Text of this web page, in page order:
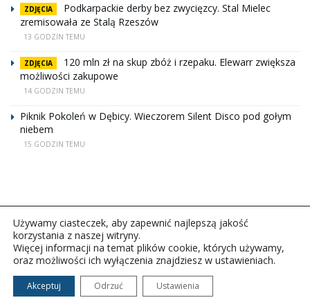
ZDJĘCIA
Podkarpackie derby bez zwycięzcy. Stal Mielec
zremisowała ze Stalą Rzeszów
13 GODZIN TEMU
ZDJĘCIA
120 mln zł na skup zbóż i rzepaku. Elewarr zwiększa
możliwości zakupowe
14 GODZIN TEMU
Piknik Pokoleń w Dębicy. Wieczorem Silent Disco pod gołym
niebem
15 GODZIN TEMU
Copyright © 2026Polskie Radio Rzeszów S.A. w likwidacj.
Wszelkie prawa zastrzeżone.
Używamy ciasteczek, aby zapewnić najlepszą jakość
korzystania z naszej witryny.
Więcej informacji na temat plików cookie, których używamy,
oraz możliwości ich wyłączenia znajdziesz w ustawieniach.
Akceptuj Odrzuć Ustawienia